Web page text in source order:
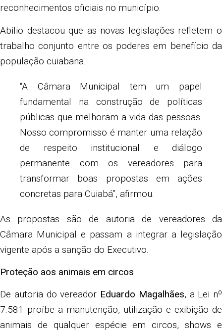
reconhecimentos oficiais no município.
Abilio destacou que as novas legislações refletem o
trabalho conjunto entre os poderes em benefício da
população cuiabana.
“A Câmara Municipal tem um papel
fundamental na construção de políticas
públicas que melhoram a vida das pessoas.
Nosso compromisso é manter uma relação
de respeito institucional e diálogo
permanente com os vereadores para
transformar boas propostas em ações
concretas para Cuiabá”, afirmou.
As propostas são de autoria de vereadores da
Câmara Municipal e passam a integrar a legislação
vigente após a sanção do Executivo.
Proteção aos animais em circos
De autoria do vereador Eduardo Magalhães, a Lei nº
7.581 proíbe a manutenção, utilização e exibição de
animais de qualquer espécie em circos, shows e